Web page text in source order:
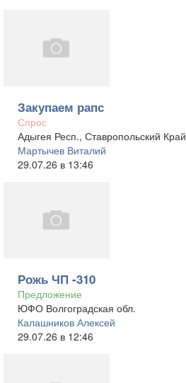
Закупаем рапс
Спрос
Адыгея Респ., Ставропольский Край
Мартычев Виталий
29.07.26 в 13:46
Рожь ЧП -310
Предложение
ЮФО Волгоградская обл.
Калашников Алексей
29.07.26 в 12:46